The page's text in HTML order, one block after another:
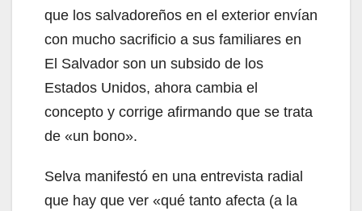
que los salvadoreños en el exterior envían
con mucho sacrificio a sus familiares en
El Salvador son un subsido de los
Estados Unidos, ahora cambia el
concepto y corrige afirmando que se trata
de «un bono».
Selva manifestó en una entrevista radial
que hay que ver «qué tanto afecta (a la